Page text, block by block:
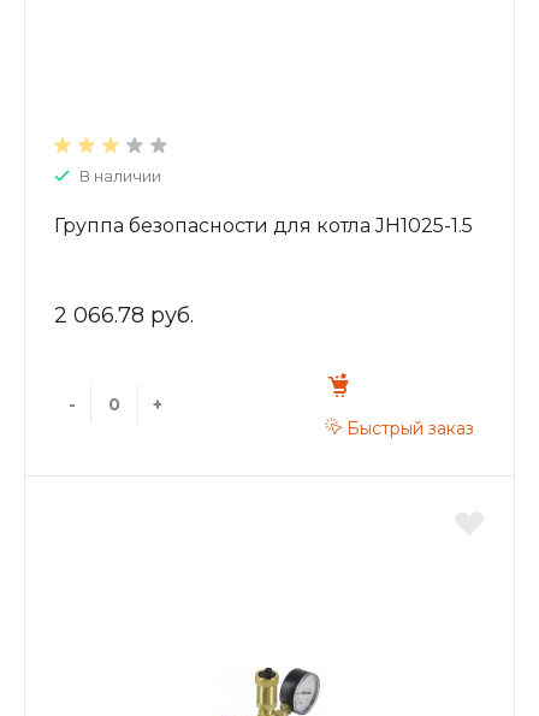
В наличии
Группа безопасности для котла JH1025-1.5
2 066.78 руб.
-
+
Быстрый заказ